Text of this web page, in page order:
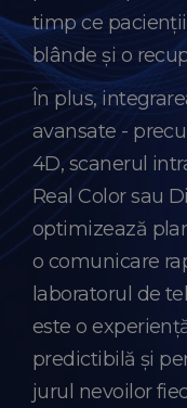
timp ce
blânde și o
În plus,
avansate -
4D, scanerul
Real Color sau
optimizează
o comunicare
laboratorul de
este o
predictibilă și
jurul nevoilor